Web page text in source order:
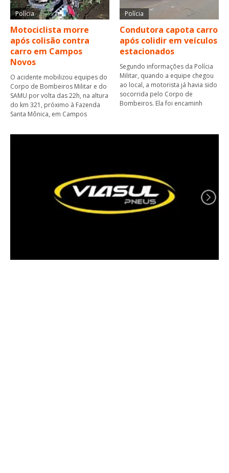
Polícia
Motociclista morre
após colisão contra
carro em Campos
Novos
O acidente mobilizou equipes do
Corpo de Bombeiros Militar e do
SAMU por volta das 22h, na altura
do km 321, próximo à Fazenda
Santa Mônica, em Campos
Polícia
Condutora capota carro
após colidir em veículos
estacionados
Segundo informações da Polícia
Militar, quando a equipe chegou
ao local, a motorista já havia sido
socorrida pelo Corpo de
Bombeiros. Ela foi encaminh